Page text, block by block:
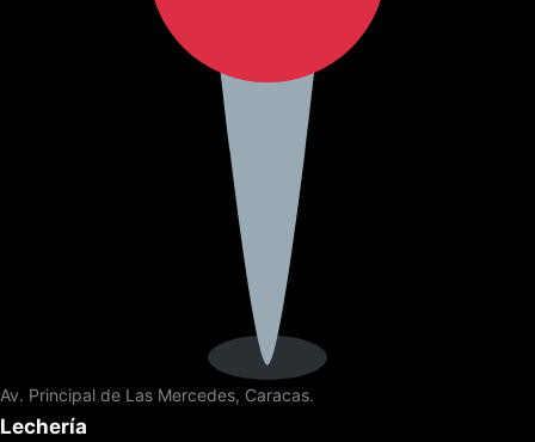
Av. Principal de Las Mercedes, Caracas.
Lechería